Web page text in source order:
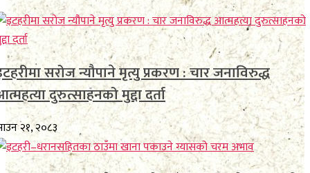
सरोज न्यौपाने मृत्यु प्रकरण : चार जनाविरुद्ध
दुरुत्साहनको मुद्दा दर्ता
२१, २०८३